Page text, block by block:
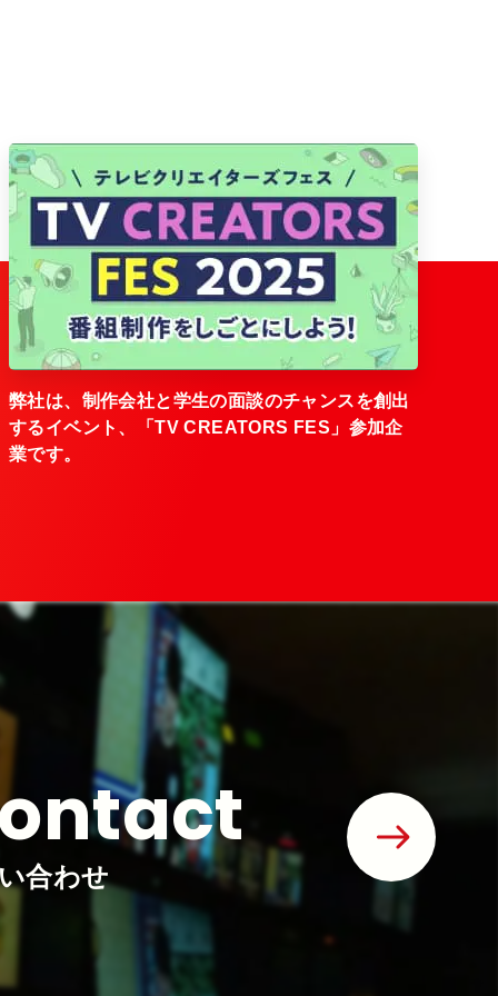
弊社は、制作会社と学生の面談のチャンスを創出
するイベント、「TV CREATORS FES」参加企
業です。
合わせ